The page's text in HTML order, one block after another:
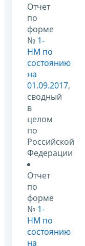
Отчет
по
форме
№ 1-
НМ по
состоянию
на
01.09.2017,
сводный
в
целом
по
Российской
Федерации
Отчет
по
форме
№ 1-
НМ по
состоянию
на